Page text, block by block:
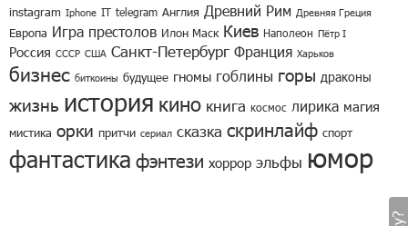
instagram Iphone IT telegram Англия Древний Рим Древняя Греция
Европа Игра престолов Илон Маск Киев Наполеон Пётр I
Россия СССР США Санкт-Петербург Франция Харьков
бизнес биткоины будущее гномы гоблины горы драконы
жизнь история кино книга космос лирика магия
мистика орки притчи сериал сказка скринлайф спорт
фантастика фэнтези хоррор эльфы юмор